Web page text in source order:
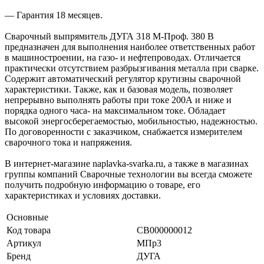
— Гарантия 18 месяцев.
Сварочный выпрямитель ДУГА 318 М-Проф. 380 В
предназначен для выполнения наиболее ответственных работ
в машиностроении, на газо- и нефтепроводах. Отличается
практически отсутствием разбрызгивания металла при сварке.
Содержит автоматический регулятор крутизны сварочной
характеристики. Также, как и базовая модель, позволяет
непрерывно выполнять работы при токе 200А и ниже и
порядка одного часа- на максимальном токе. Обладает
высокой энергосберегаемостью, мобильностью, надежностью.
По договоренности с заказчиком, снабжается измерителем
сварочного тока и напряжения.
В интернет-магазине naplavka-svarka.ru, а также в магазинах
группы компаний Сварочные технологии вы всегда сможете
получить подробную информацию о товаре, его
характеристиках и условиях доставки.
Основные
Код товара
СВ000000012
Артикул
МПр3
Бренд
ДУГА